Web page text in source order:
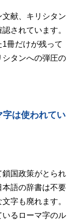
献、キリシタン
されています。
冊だけが残って
タンへの弾圧の
字は使われてい
国政策がとられ
本語の辞書は不要
字も廃れます。
るローマ字のル